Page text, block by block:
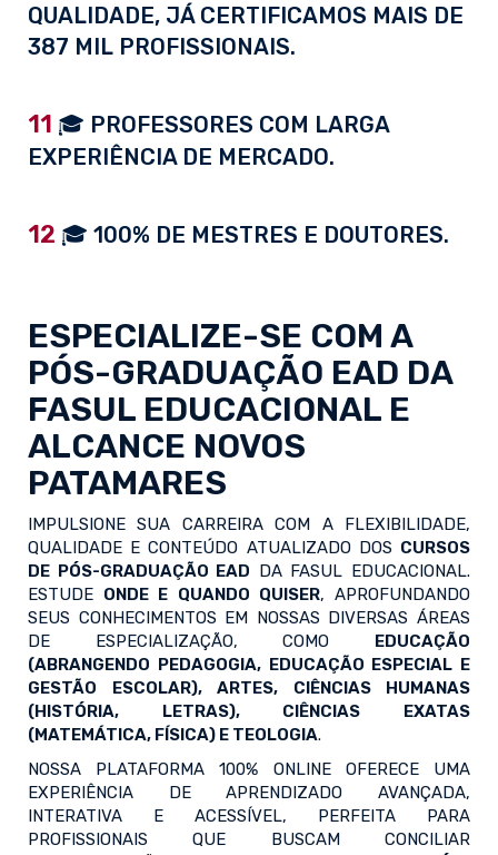
QUALIDADE, JÁ CERTIFICAMOS MAIS DE
387 MIL PROFISSIONAIS.
11 🎓 PROFESSORES COM LARGA
EXPERIÊNCIA DE MERCADO.
12 🎓 100% DE MESTRES E DOUTORES.
ESPECIALIZE-SE COM A
PÓS-GRADUAÇÃO EAD DA
FASUL EDUCACIONAL E
ALCANCE NOVOS
PATAMARES
IMPULSIONE SUA CARREIRA COM A FLEXIBILIDADE,
QUALIDADE E CONTEÚDO ATUALIZADO DOS CURSOS
DE PÓS-GRADUAÇÃO EAD DA FASUL EDUCACIONAL.
ESTUDE ONDE E QUANDO QUISER, APROFUNDANDO
SEUS CONHECIMENTOS EM NOSSAS DIVERSAS ÁREAS
DE ESPECIALIZAÇÃO, COMO EDUCAÇÃO
(ABRANGENDO PEDAGOGIA, EDUCAÇÃO ESPECIAL E
GESTÃO ESCOLAR), ARTES, CIÊNCIAS HUMANAS
(HISTÓRIA, LETRAS), CIÊNCIAS EXATAS
(MATEMÁTICA, FÍSICA) E TEOLOGIA.
NOSSA PLATAFORMA 100% ONLINE OFERECE UMA
EXPERIÊNCIA DE APRENDIZADO AVANÇADA,
INTERATIVA E ACESSÍVEL, PERFEITA PARA
PROFISSIONAIS QUE BUSCAM CONCILIAR